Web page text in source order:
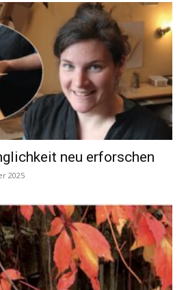
neu erforschen
2025